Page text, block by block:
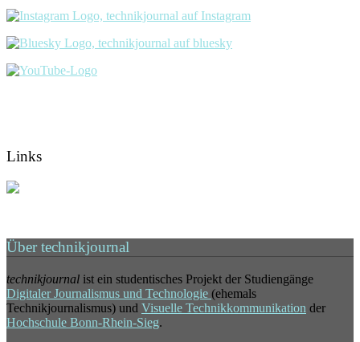
Links
Über technikjournal
technikjournal ist ein studentisches Projekt der Studiengänge
Digitaler Journalismus und Technologie (ehemals
Technikjournalismus) und Visuelle Technikkommunikation der
Hochschule Bonn-Rhein-Sieg.